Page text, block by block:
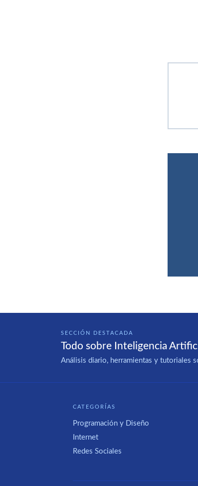
SECCIÓN DESTACADA
Todo sobre Inteligencia
Análisis diario, herramientas y tutoriales
CATEGORÍAS
Programación y Diseño
Internet
Redes Sociales